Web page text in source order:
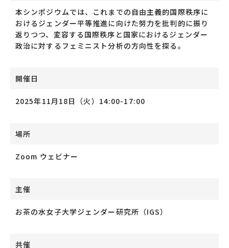
本シンポジウムでは、これまでの自由主義的国際秩序に
おけるジェンダー平等推進に向けた努力を批判的に振り
返りつつ、変容する国際秩序と国家におけるジェンダー
政治に対するフェミニスト分析の方向性を探る。
開催日
2025年11月18日（火）14:00-17:00
場所
Zoom ウェビナー
主催
お茶の水女子大学ジェンダー研究所（IGS）
共催